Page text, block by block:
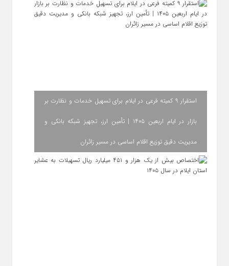
استقرار ۹ کمیته فرعی در ایلام برای تسهیل خدمات و نظارت بر
بازار در ایام اربعین ۱۴۰۵ | تأمین ارز، تجهیز شبکه بانکی و
مدیریت دقیق توزیع اقلام اساسی در مسیر زائران